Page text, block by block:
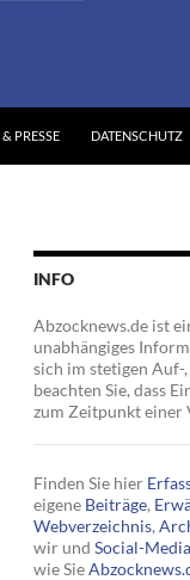
PRESSE DATENSCHUTZ
INFO
Abzocknews.de ist
unabhängiges
sich im stetigen Auf-
beachten Sie, dass
zum Zeitpunkt einer
Finden Sie hier
eigene Beiträge,
Webverzeichnis,
wir und Social-Media
wie Sie